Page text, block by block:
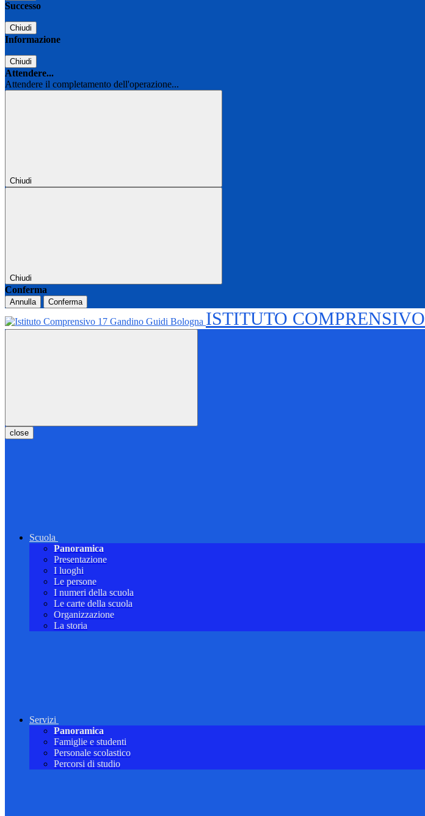
Successo
Chiudi
Informazione
Chiudi
Attendere...
Attendere il completamento dell'operazione...
Chiudi
Chiudi
Conferma
Annulla Conferma
ISTITUTO COMPRENSIVO
close
Scuola
Panoramica
Presentazione
I luoghi
Le persone
I numeri della scuola
Le carte della scuola
Organizzazione
La storia
Servizi
Panoramica
Famiglie e studenti
Personale scolastico
Percorsi di studio